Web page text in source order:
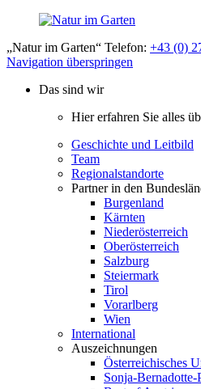
„Natur im Garten“ Telefon: +43 (0)
Navigation überspringen
Das sind wir
Hier erfahren Sie alles
Geschichte und Leitbild
Team
Regionalstandorte
Partner in den
Burgenland
Kärnten
Niederösterreich
Oberösterreich
Salzburg
Steiermark
Tirol
Vorarlberg
Wien
International
Auszeichnungen
Österreichisches
Sonja-Bernadotte-